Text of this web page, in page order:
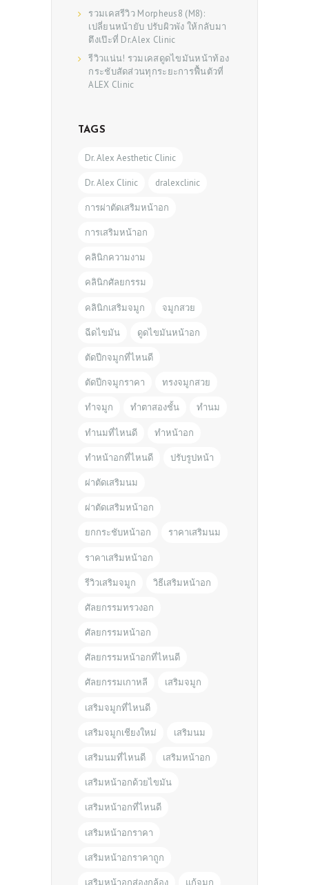
รวมเคสรีวิว Morpheus8 (M8):
เปลี่ยนหน้ายับ ปรับผิวพัง ให้กลับมา
ตึงเป๊ะที่ Dr.Alex Clinic
รีวิวแน่น! รวมเคสดูดไขมันหน้าท้อง
กระชับสัดส่วนทุกระยะการฟื้นตัวที่
ALEX Clinic
TAGS
Dr. Alex Aesthetic Clinic
Dr. Alex Clinic dralexclinic
การผ่าตัดเสริมหน้าอก
การเสริมหน้าอก
คลินิกความงาม
คลินิกศัลยกรรม
คลินิกเสริมจมูก จมูกสวย
ฉีดไขมัน ดูดไขมันหน้าอก
ตัดปีกจมูกที่ไหนดี
ตัดปีกจมูกราคา ทรงจมูกสวย
ทำจมูก ทำตาสองชั้น ทำนม
ทำนมที่ไหนดี ทำหน้าอก
ทำหน้าอกที่ไหนดี ปรับรูปหน้า
ผ่าตัดเสริมนม
ผ่าตัดเสริมหน้าอก
ยกกระชับหน้าอก ราคาเสริมนม
ราคาเสริมหน้าอก
รีวิวเสริมจมูก วิธีเสริมหน้าอก
ศัลยกรรมทรวงอก
ศัลยกรรมหน้าอก
ศัลยกรรมหน้าอกที่ไหนดี
ศัลยกรรมเกาหลี เสริมจมูก
เสริมจมูกที่ไหนดี
เสริมจมูกเชียงใหม่ เสริมนม
เสริมนมที่ไหนดี เสริมหน้าอก
เสริมหน้าอกด้วยไขมัน
เสริมหน้าอกที่ไหนดี
เสริมหน้าอกราคา
เสริมหน้าอกราคาถูก
เสริมหน้าอกส่องกล้อง แก้จมูก